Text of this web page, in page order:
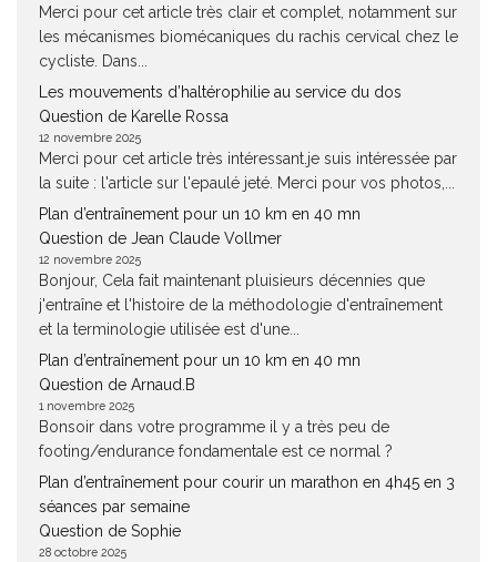
Merci pour cet article très clair et complet, notamment sur
les mécanismes biomécaniques du rachis cervical chez le
cycliste. Dans...
Les mouvements d’haltérophilie au service du dos
Question de Karelle Rossa
12 novembre 2025
Merci pour cet article très intéressant.je suis intéressée par
la suite : l'article sur l'epaulé jeté. Merci pour vos photos,...
Plan d’entraînement pour un 10 km en 40 mn
Question de Jean Claude Vollmer
12 novembre 2025
Bonjour, Cela fait maintenant pluisieurs décennies que
j'entraîne et l'histoire de la méthodologie d'entraînement
et la terminologie utilisée est d'une...
Plan d’entraînement pour un 10 km en 40 mn
Question de Arnaud.B
1 novembre 2025
Bonsoir dans votre programme il y a très peu de
footing/endurance fondamentale est ce normal ?
Plan d’entraînement pour courir un marathon en 4h45 en 3
séances par semaine
Question de Sophie
28 octobre 2025